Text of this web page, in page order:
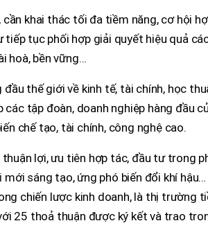
khai thác tối đa tiềm năng, cơ hội
tục phối hợp giải quyết hiệu quả
hoà, bền vững…
thế giới về kinh tế, tài chính, học
tập đoàn, doanh nghiệp hàng đầu
chế tạo, tài chính, công nghệ cao.
lợi, ưu tiên hợp tác, đầu tư trong
sáng tạo, ứng phó biến đổi khí hậu…
chiến lược kinh doanh, là thị trường
25 thoả thuận được ký kết và trao